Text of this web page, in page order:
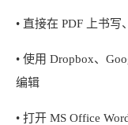
• 直接在 PDF 上书
• 使用 Dropbox、
编辑
• 打开 MS Office